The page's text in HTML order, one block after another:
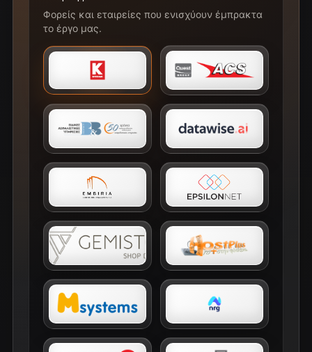
Φορείς και εταιρείες που ενισχύουν έμπρακτα
το έργο μας.